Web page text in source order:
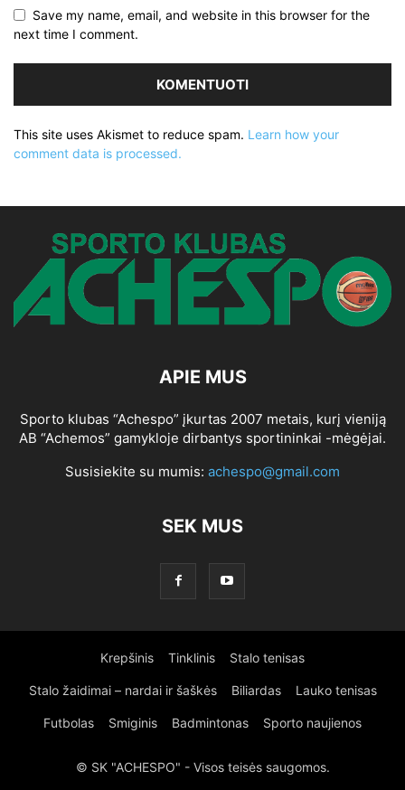
Save my name, email, and website in this browser for the
next time I comment.
This site uses Akismet to reduce spam. Learn how your
comment data is processed.
APIE MUS
Sporto klubas “Achespo” įkurtas 2007 metais, kurį vieniją
AB “Achemos” gamykloje dirbantys sportininkai -mėgėjai.
Susisiekite su mumis: achespo@gmail.com
SEK MUS
Krepšinis Tinklinis Stalo tenisas
Stalo žaidimai – nardai ir šaškės Biliardas Lauko tenisas
Futbolas Smiginis Badmintonas Sporto naujienos
© SK "ACHESPO" - Visos teisės saugomos.